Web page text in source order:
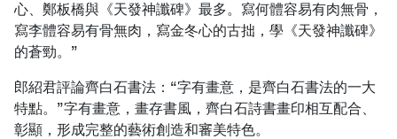
心、鄭板橋與《天發神讖碑》最多。寫何體容易有肉無骨，
寫李體容易有骨無肉，寫金冬心的古拙，學《天發神讖碑》
的蒼勁。”
郎紹君評論齊白石書法：“字有畫意，是齊白石書法的一大
特點。”字有畫意，畫存書風，齊白石詩書畫印相互配合、
彰顯，形成完整的藝術創造和審美特色。